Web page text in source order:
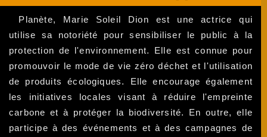
Planète, Marie Soleil Dion est une actrice qui
utilise sa notoriété pour sensibiliser le public à la
protection de l'environnement. Elle est connue pour
promouvoir le mode de vie zéro déchet et l'utilisation
de produits écologiques. Elle encourage également
les initiatives locales visant à réduire l'empreinte
carbone et à protéger la biodiversité. En outre, elle
participe à des événements et à des campagnes de